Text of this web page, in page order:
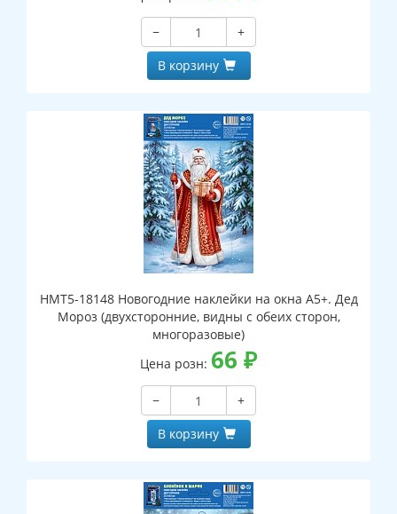
−
+
В корзину
НМТ5-18148 Новогодние наклейки на окна А5+. Дед
Мороз (двухсторонние, видны с обеих сторон,
многоразовые)
Цена розн: 66 ₽
−
+
В корзину